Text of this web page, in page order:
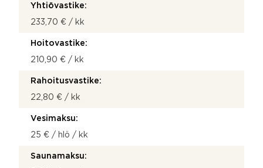
Yhtiövastike:
233,70 € / kk
Hoitovastike:
210,90 € / kk
Rahoitusvastike:
22,80 € / kk
Vesimaksu:
25 € / hlö / kk
Saunamaksu: